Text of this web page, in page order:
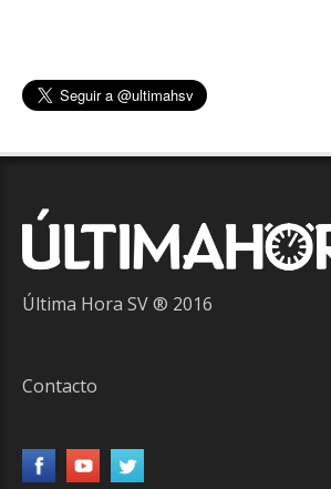
Última Hora SV ® 2016
Contacto